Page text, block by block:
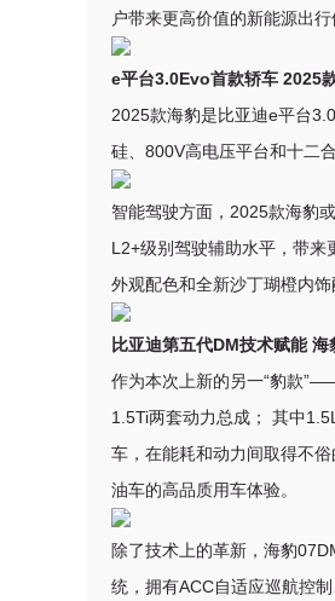
户带来更高价值的新能源出行
e平台3.0Evo首款轿车 2025
2025款海豹是比亚迪e平台
硅、800V高电压平台和十二
智能驾驶方面， 2025款海豹
L2+级别驾驶辅助水平， 带来
外观配色和全新沙丁瑚橙内饰
比亚迪第五代DM技术赋能
作为本次上新的另一“豹款
1.5Ti两套动力总成； 其中
车，在能耗和动力间取得不
油车的高品质用车体验。
除了技术上的革新，海豹
统，拥有ACC自适应巡航控